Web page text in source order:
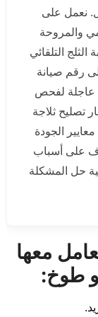
نعمل على
والمروحة
التلقائي
رقم صيانة
عاجلة لفحص
تصليح ثلاجة
الجودة
على أسباب
حل المشكلة
معها
طوخ: